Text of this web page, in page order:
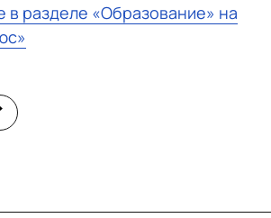
в разделе «Образование» на